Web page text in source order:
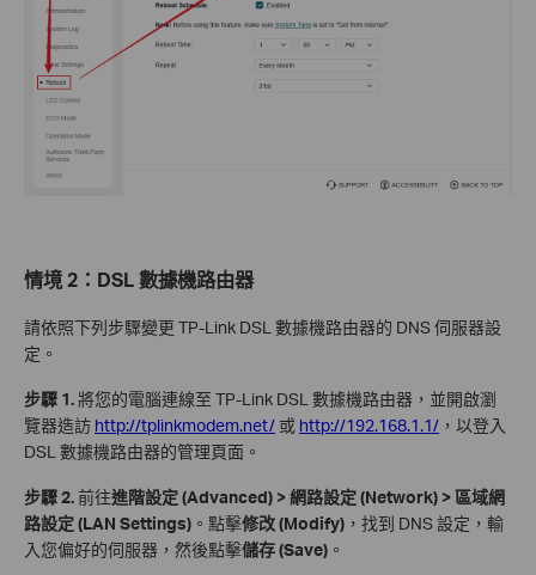
情境 2：DSL 數據機路由器
請依照下列步驟變更 TP-Link DSL 數據機路由器的 DNS 伺服器設
定。
步驟 1.將您的電腦連線至 TP-Link DSL 數據機路由器，並開啟瀏
覽器造訪 http://tplinkmodem.net/ 或 http://192.168.1.1/ ，以登入
DSL 數據機路由器的管理頁面。
步驟 2.前往進階設定 (Advanced) > 網路設定 (Network) > 區域網
路設定 (LAN Settings) 。點擊修改 (Modify) ，找到 DNS 設定，輸
入您偏好的伺服器，然後點擊儲存 (Save) 。